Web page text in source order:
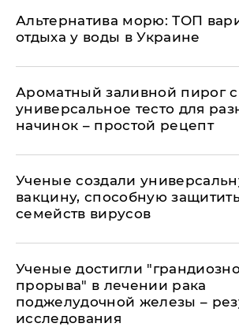
Альтернатива морю: ТОП
отдыха у воды в Украине
Ароматный заливной пирог
универсальное тесто для
начинок – простой рецепт
Ученые создали
вакцину, способную
семейств вирусов
Ученые достигли
прорыва" в лечении рака
поджелудочной железы –
исследования